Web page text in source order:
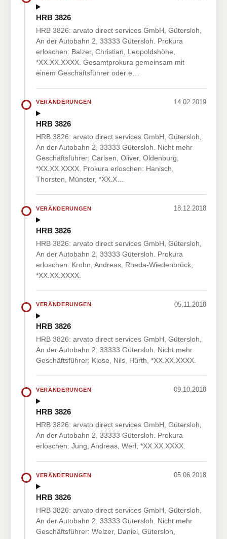
HRB 3826
HRB 3826: arvato direct services GmbH, Gütersloh,
An der Autobahn 2, 33333 Gütersloh. Prokura
erloschen: Balzer, Christian, Leopoldshöhe,
*XX.XX.XXXX. Gesamtprokura gemeinsam mit
einem Geschäftsführer oder e…
VERÄNDERUNGEN 14.02.2019
HRB 3826
HRB 3826: arvato direct services GmbH, Gütersloh,
An der Autobahn 2, 33333 Gütersloh. Nicht mehr
Geschäftsführer: Carlsen, Oliver, Oldenburg,
*XX.XX.XXXX. Prokura erloschen: Hanisch,
Thorsten, Münster, *XX.X…
VERÄNDERUNGEN 18.12.2018
HRB 3826
HRB 3826: arvato direct services GmbH, Gütersloh,
An der Autobahn 2, 33333 Gütersloh. Prokura
erloschen: Krohn, Andreas, Rheda-Wiedenbrück,
*XX.XX.XXXX.
VERÄNDERUNGEN 05.11.2018
HRB 3826
HRB 3826: arvato direct services GmbH, Gütersloh,
An der Autobahn 2, 33333 Gütersloh. Nicht mehr
Geschäftsführer: Klose, Nils, Hürth, *XX.XX.XXXX.
VERÄNDERUNGEN 09.10.2018
HRB 3826
HRB 3826: arvato direct services GmbH, Gütersloh,
An der Autobahn 2, 33333 Gütersloh. Prokura
erloschen: Jung, Andreas, Werl, *XX.XX.XXXX.
VERÄNDERUNGEN 05.06.2018
HRB 3826
HRB 3826: arvato direct services GmbH, Gütersloh,
An der Autobahn 2, 33333 Gütersloh. Nicht mehr
Geschäftsführer: Welzer, Daniel, Gütersloh,